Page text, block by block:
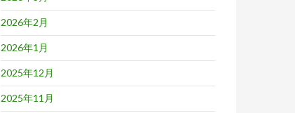
2026年2月
2026年1月
2025年12月
2025年11月